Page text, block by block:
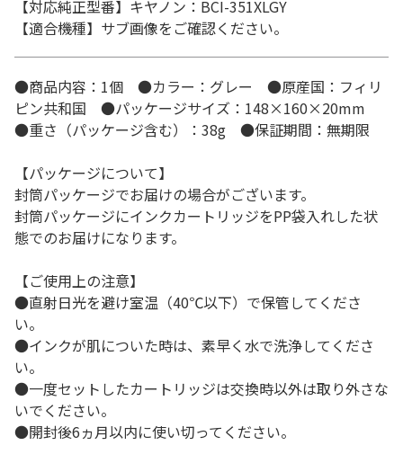
【対応純正型番】キヤノン：BCI-351XLGY
【適合機種】サブ画像をご確認ください。
●商品内容：1個 ●カラー：グレー ●原産国：フィリ
ピン共和国 ●パッケージサイズ：148×160×20mm
●重さ（パッケージ含む）：38g ●保証期間：無期限
【パッケージについて】
封筒パッケージでお届けの場合がございます。
封筒パッケージにインクカートリッジをPP袋入れした状
態でのお届けになります。
【ご使用上の注意】
●直射日光を避け室温（40℃以下）で保管してくださ
い。
●インクが肌についた時は、素早く水で洗浄してくださ
い。
●一度セットしたカートリッジは交換時以外は取り外さな
いでください。
●開封後6ヵ月以内に使い切ってください。